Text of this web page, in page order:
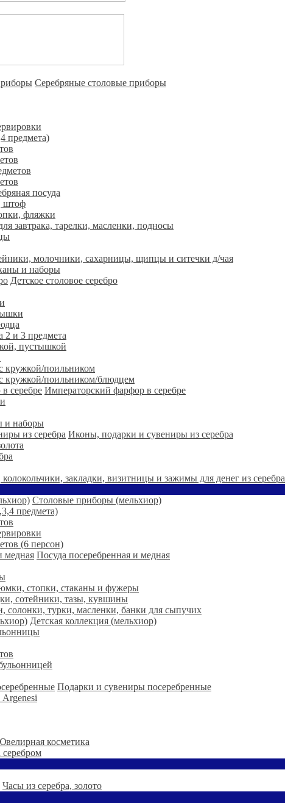
Cеребряные столовые приборы
предмета)
посуда
штоф
фляжки
завтрака, тарелки, масленки, подносы
молочники, сахарницы, щипцы и ситечки д/чая
и наборы
Детское столовое серебро
2 и 3 предмета
пустышкой
кружкой/поильником
кружкой/поильником/блюдцем
Императорский фарфор в серебре
и наборы
Иконы, подарки и сувениры из серебра
закладки, визитницы и зажимы для денег из серебра
Столовые приборы (мельхиор)
предмета)
(6 персон)
Посуда посеребренная и медная
стопки, стаканы и фужеры
сотейники, тазы, кувшины
солонки, турки, масленки, банки для сыпучих
Детская коллекция (мельхиор)
Подарки и сувениры посеребренные
косметика
серебром
Часы из серебра, золото